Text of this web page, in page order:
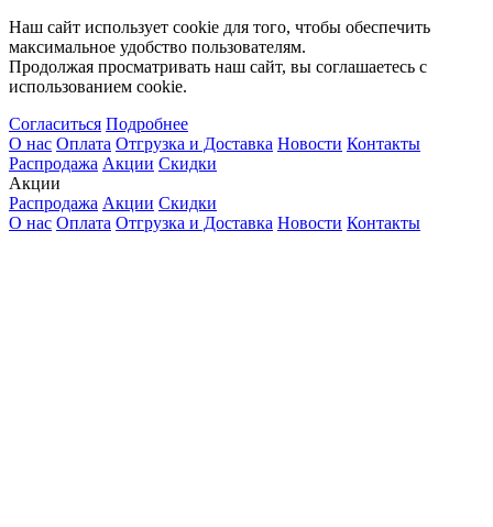
Наш сайт использует cookie для того, чтобы обеспечить
максимальное удобство пользователям.
Продолжая просматривать наш сайт, вы соглашаетесь с
использованием cookie.
Согласиться Подробнее
О нас Оплата Отгрузка и Доставка Новости Контакты
Распродажа Акции Скидки
Акции
Распродажа Акции Скидки
О нас Оплата Отгрузка и Доставка Новости Контакты